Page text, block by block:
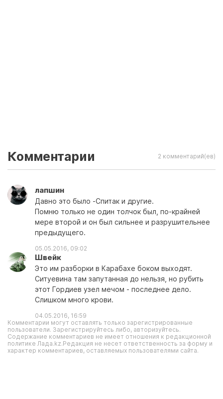
Комментарии 2 комментарий(ев)
лапшин
Давно это было -Спитак и другие.
Помню только не один толчок был, по-крайней
мере второй и он был сильнее и разрушительнее
предыдущего.
05.05.2016, 09:02
Швейк
Это им разборки в Карабахе боком выходят.
Ситуевина там запутанная до нельзя, но рубить
этот Гордиев узел мечом - последнее дело.
Слишком много крови.
04.05.2016, 16:59
Комментарии могут оставлять только зарегистрированные
пользователи. Зарегистрируйтесь либо, авторизуйтесь.
Содержание комментариев не имеет отношения к редакционной
политике Лада.kz.Редакция не несет ответственность за форму и
характер комментариев, оставляемых пользователями сайта.